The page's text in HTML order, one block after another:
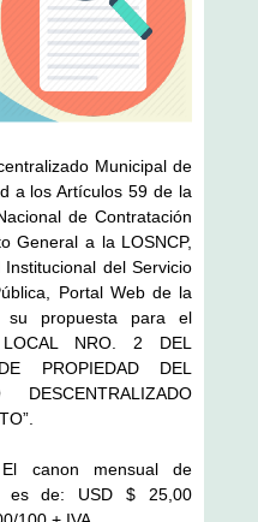
Municipal de
a los Artículos 59 de la
de Contratación
General a la LOSNCP,
del Servicio
Portal Web de la
su propuesta para el
LOCAL NRO. 2 DEL
PROPIEDAD DEL
DESCENTRALIZADO
El canon mensual de
es de: USD $ 25,00